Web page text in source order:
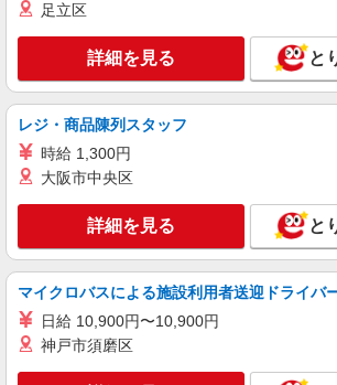
アルバイト
ハンバーグとローストビーフ丼 YOSHIMI
ホール・キッチンスタッフ
アルバイト・パート・契
1,180円〜 土日祝／時給1,280
愛知県名古屋市中区栄
詳
アルバイト パート
丸亀製麺大須店
時給1200円〜 ☆22時以
足立区
詳細を見る と
レジ・商品陳列スタッフ
時給 1,300円
大阪市中央区
詳細を見る と
マイクロバスによる施設利用者送迎ドライバ
日給 10,900円〜10,900円
神戸市須磨区